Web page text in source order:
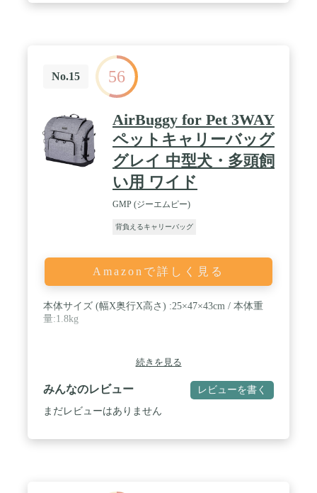
しめます。さらに、キャリーの内にライトが内蔵さ
れ、夜や暗い場所でもペットの様子を確認でき、よ
り安心してご使用いただけます / 【広い空間】
33×30×45cmのサイズより仕上がり、ペットの出入
りが楽々とともに、窮屈なく快適な空間を提供でき
ます。また、かばんの横にポケットが設置され、内
側からUSB ケーブルが伸び、携帯の充電や猫ちゃん
を連れて出かける時餌やおやつとかを持たれるのに
便利です / 【商品仕様】本体サイズ: 33×30×45cm 素
材: ABS樹脂、ポリエステル 耐荷重: 8KG。猫、小型
犬、うさぎなどの小型ペットに適用します。お出か
け、散歩、旅行、通院、出張、防災、引越、乗車、
No.15 56
AirBuggy for Pet 3WAY
ペットキャリーバッグ
グレイ 中型犬・多頭飼
い用 ワイド
GMP (ジーエムピー)
背負えるキャリーバッグ
Amazonで詳しく見る
本体サイズ (幅X奥行X高さ) :25×47×43cm / 本体重
量:1.8kg
続きを見る
みんなのレビュー レビューを書く
まだレビューはありません